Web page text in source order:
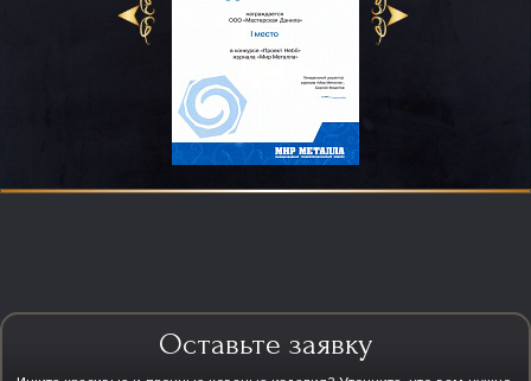
Оставьте заявку